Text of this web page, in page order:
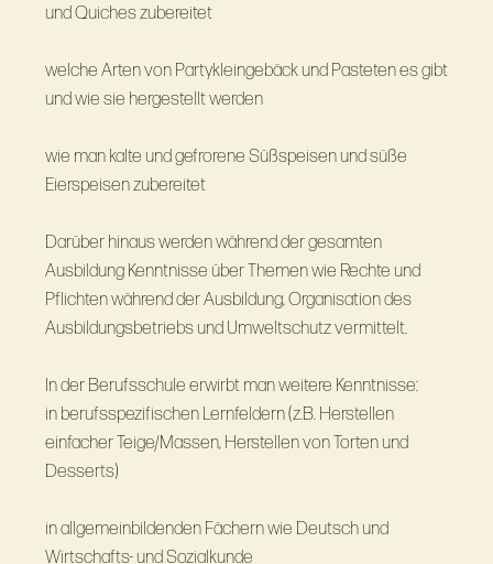
und Quiches zubereitet
welche Arten von Partykleingebäck und Pasteten es gibt
und wie sie hergestellt werden
wie man kalte und gefrorene Süßspeisen und süße
Eierspeisen zubereitet
Darüber hinaus werden während der gesamten
Ausbildung Kenntnisse über Themen wie Rechte und
Pflichten während der Ausbildung, Organisation des
Ausbildungsbetriebs und Umweltschutz vermittelt.
In der Berufsschule erwirbt man weitere Kenntnisse:
in berufsspezifischen Lernfeldern (z.B. Herstellen
einfacher Teige/Massen, Herstellen von Torten und
Desserts)
in allgemeinbildenden Fächern wie Deutsch und
Wirtschafts- und Sozialkunde